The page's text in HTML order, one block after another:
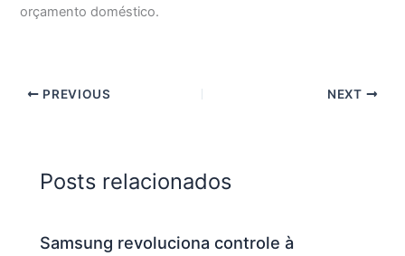
orçamento doméstico.
PREVIOUS NEXT
Posts relacionados
Samsung revoluciona controle à